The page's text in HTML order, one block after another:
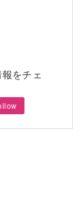
をチェ